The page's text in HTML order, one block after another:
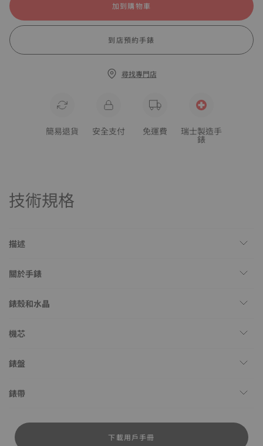
加到購物車
到店預約手錶
尋找專門店
簡易退貨 安全支付 免運費 瑞士製造手
錶
技術規格
描述
關於手錶
錶殼和水晶
機芯
錶盤
錶帶
下載用戶手冊